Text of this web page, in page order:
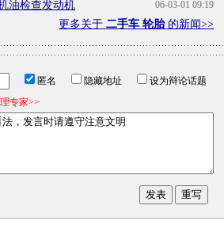
06-03-01 09:19
油检查发动机
更多关于 二手车 轮胎的新闻>>
匿名 隐藏地址
设为辩论话题
专家>>